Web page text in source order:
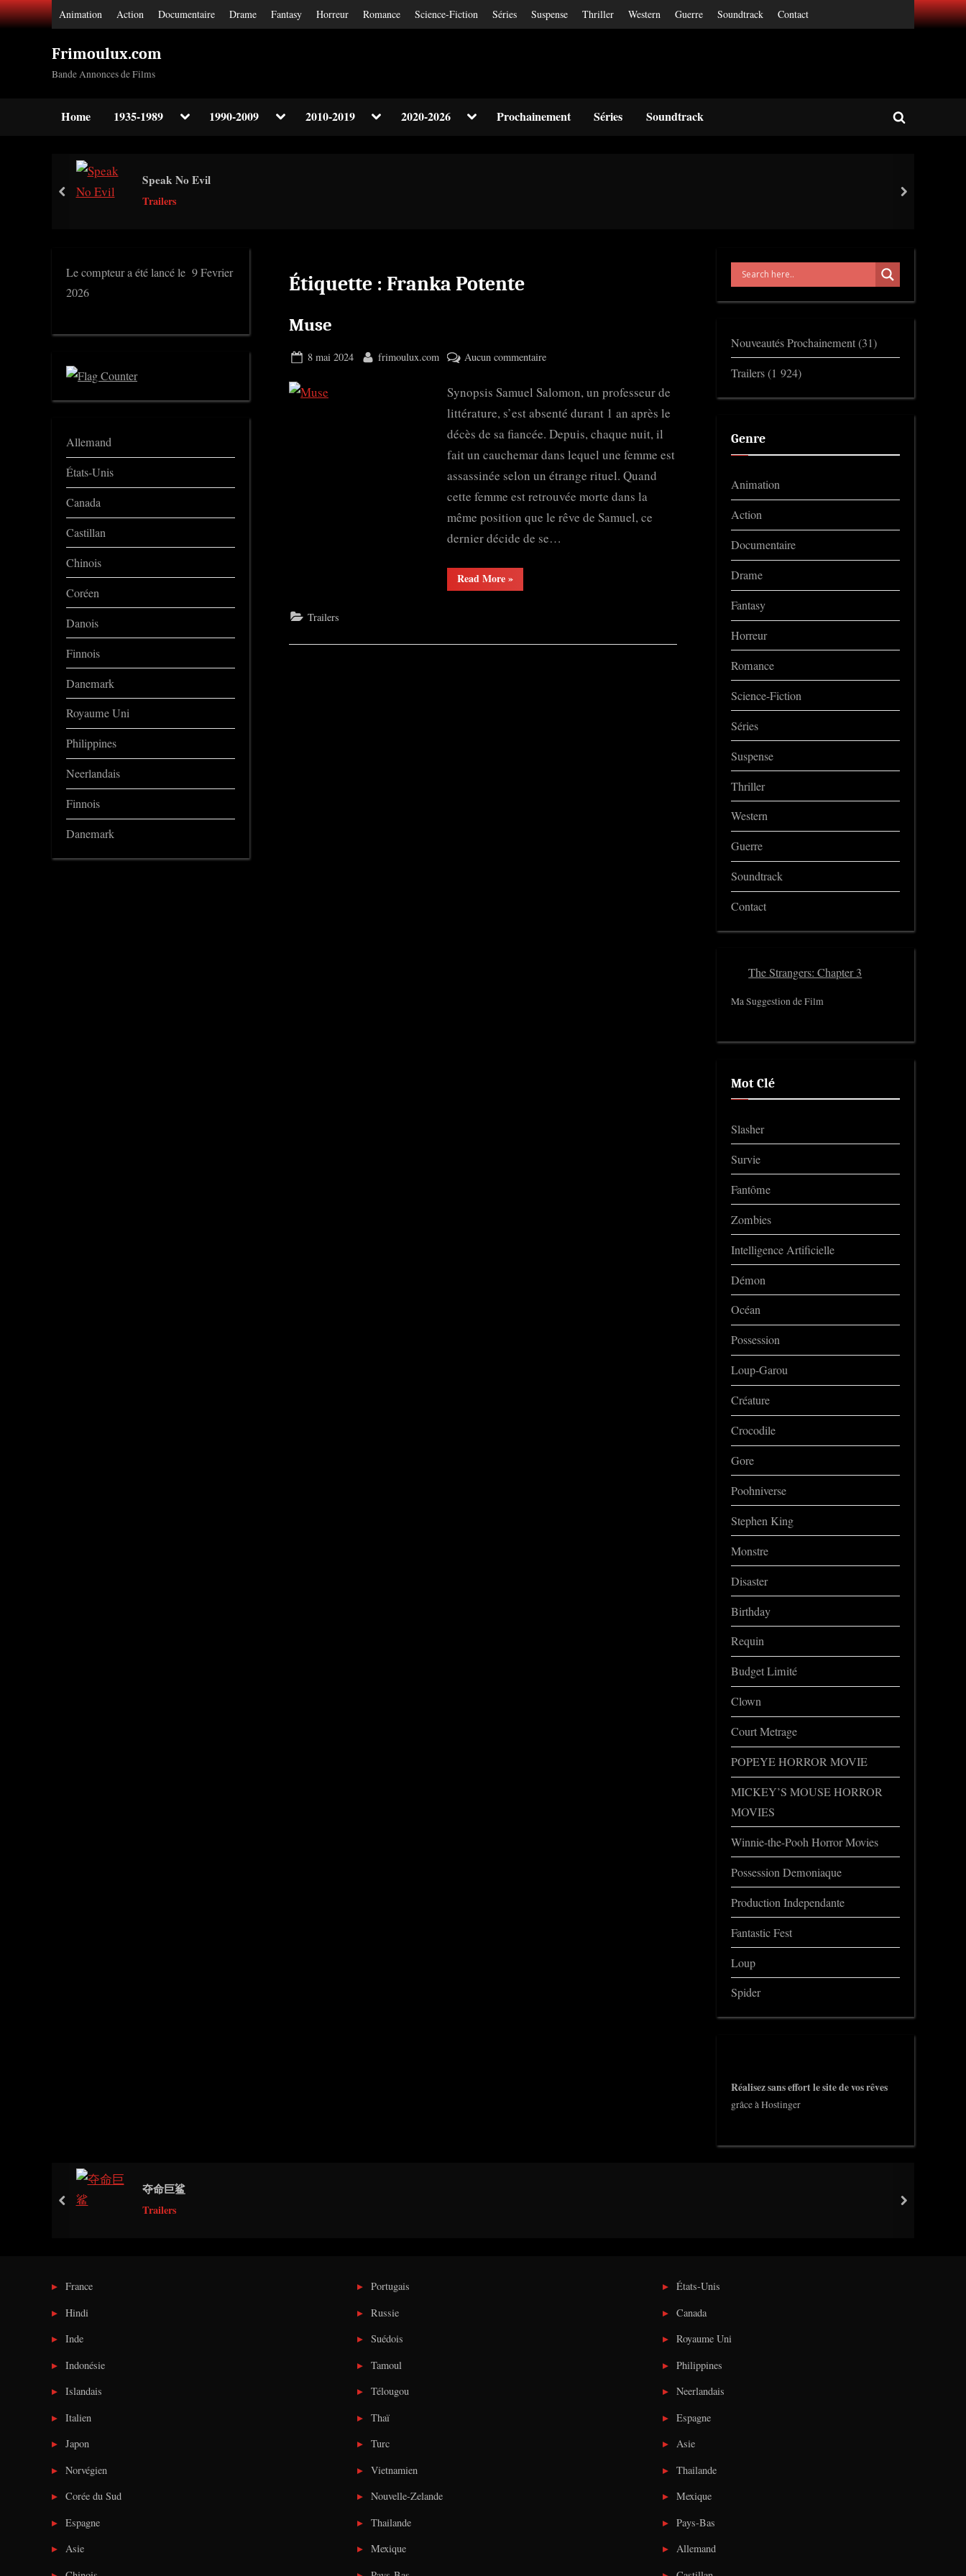
Skip
to
Animation Action Documentaire Drame Fantasy Horreur Romance Science-Fiction Séries Suspense Thriller Western Guerre Soundtrack Contact
Frimoulux.com
Bande Annonces de Films
Home 1935-1989 Toggle1990-2009 Toggle2010-2019 Toggle2020-2026 ToggleProchainement Séries Soundtrack
Toggle
Speak No Evil
Trailers
prev next
Étiquette : Franka Potente
Muse
Posted
8 mai 2024 By
frimoulux.com Aucun commentairesur
Synopsis Samuel Salomon, un professeur de
littérature, s’est absenté durant 1 an après le
décès de sa fiancée. Depuis, chaque nuit, il
fait un cauchemar dans lequel une femme est
assassinée selon un étrange rituel. Quand
cette femme est retrouvée morte dans la
même position que le rêve de Samuel, ce
dernier décide de se…
Read More“Muse”
»
Trailers
Le compteur a été lancé le 9 Fevrier
2026
Allemand
États-Unis
Canada
Castillan
Chinois
Coréen
Danois
Finnois
Danemark
Royaume Uni
Philippines
Neerlandais
Finnois
Danemark
Nouveautés Prochainement(31)
Trailers(1 924)
Genre
Animation
Action
Documentaire
Drame
Fantasy
Horreur
Romance
Science-Fiction
Séries
Suspense
Thriller
Western
Guerre
Soundtrack
Contact
The Strangers: Chapter 3
Ma Suggestion de Film
Mot Clé
Slasher
Survie
Fantôme
Zombies
Intelligence Artificielle
Démon
Océan
Possession
Loup-Garou
Créature
Crocodile
Gore
Poohniverse
Stephen King
Monstre
Disaster
Birthday
Requin
Budget Limité
Clown
Court Metrage
POPEYE HORROR MOVIE
MICKEY’S MOUSE HORROR
MOVIES
Winnie-the-Pooh Horror Movies
Possession Demoniaque
Production Independante
Fantastic Fest
Loup
Spider
Réalisez sans effort le site de vos rêves
grâce à Hostinger
夺命巨鲨
Trailers
prev next
France
Hindi
Inde
Indonésie
Islandais
Italien
Japon
Norvégien
Corée du Sud
Espagne
Asie
Portugais
Russie
Suédois
Tamoul
Télougou
Thaï
Turc
Vietnamien
Nouvelle-Zelande
Thailande
Mexique
États-Unis
Canada
Royaume Uni
Philippines
Neerlandais
Espagne
Asie
Thailande
Mexique
Pays-Bas
Allemand